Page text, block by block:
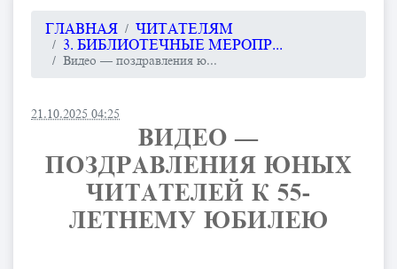
ГЛАВНАЯ
ЧИТАТЕЛЯМ
3. БИБЛИОТЕЧНЫЕ МЕРОПР...
Видео — поздравления ю...
21.10.2025 04:25
ВИДЕО —
ПОЗДРАВЛЕНИЯ ЮНЫХ
ЧИТАТЕЛЕЙ К 55-
ЛЕТНЕМУ ЮБИЛЕЮ